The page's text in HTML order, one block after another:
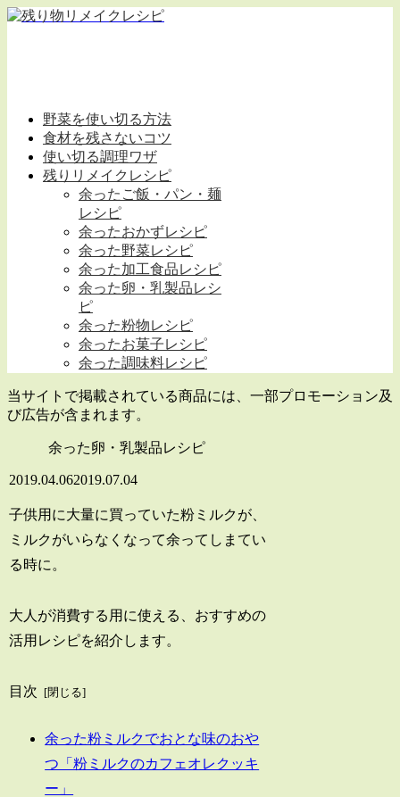
野菜を使い切る方法
食材を残さないコツ
使い切る調理ワザ
残りリメイクレシピ
余ったご飯・パン・麺
レシピ
余ったおかずレシピ
余った野菜レシピ
余った加工食品レシピ
余った卵・乳製品レシ
ピ
余った粉物レシピ
余ったお菓子レシピ
余った調味料レシピ
当サイトで掲載されている商品には、一部プロモーション及
び広告が含まれます。
余った卵・乳製品レシピ
2019.04.062019.07.04
子供用に大量に買っていた粉ミルクが、
ミルクがいらなくなって余ってしまてい
る時に。
大人が消費する用に使える、おすすめの
活用レシピを紹介します。
目次
余った粉ミルクでおとな味のおや
つ「粉ミルクのカフェオレクッキ
ー」